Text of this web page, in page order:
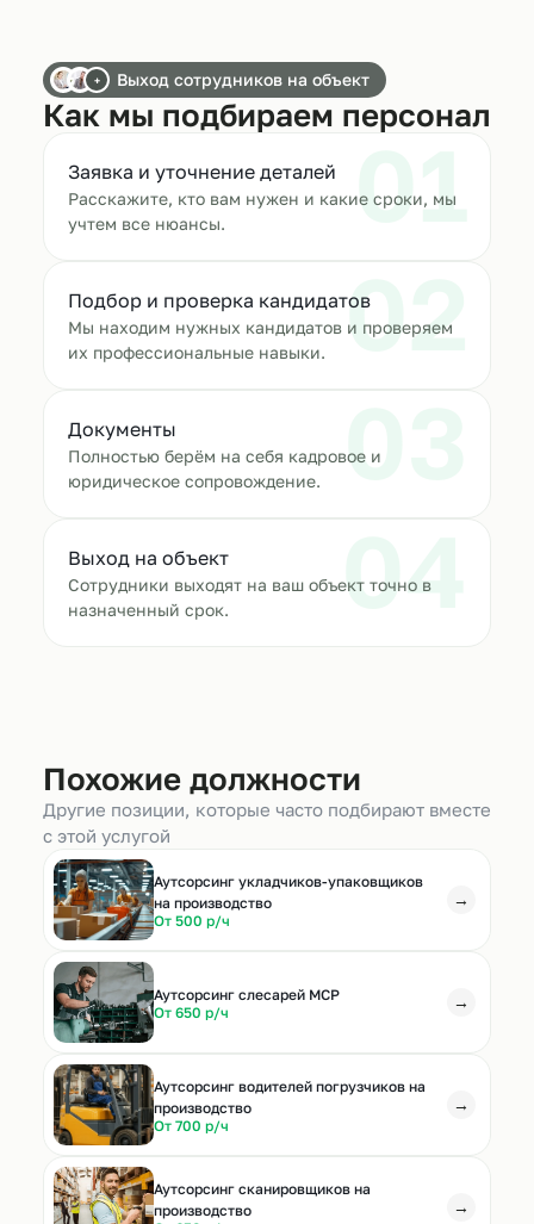
+ Выход сотрудников на объект
Как мы подбираем персонал
01
Заявка и уточнение деталей
Расскажите, кто вам нужен и какие сроки, мы
учтем все нюансы.
02
Подбор и проверка кандидатов
Мы находим нужных кандидатов и проверяем
их профессиональные навыки.
03
Документы
Полностью берём на себя кадровое и
юридическое сопровождение.
04
Выход на объект
Сотрудники выходят на ваш объект точно в
назначенный срок.
Похожие должности
Другие позиции, которые часто подбирают вместе
с этой услугой
Аутсорсинг укладчиков-упаковщиков
на производство
От 500 р/ч
→
Аутсорсинг слесарей МСР
От 650 р/ч
→
Аутсорсинг водителей погрузчиков на
производство
От 700 р/ч
→
Аутсорсинг сканировщиков на
производство
→